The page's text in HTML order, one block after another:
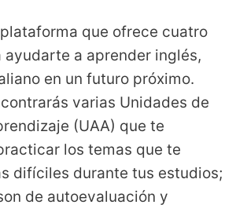
que ofrece cuatro
ayudarte a aprender inglés,
en un futuro próximo.
varias Unidades de
(UAA) que te
los temas que te
difíciles durante tus estudios;
de autoevaluación y